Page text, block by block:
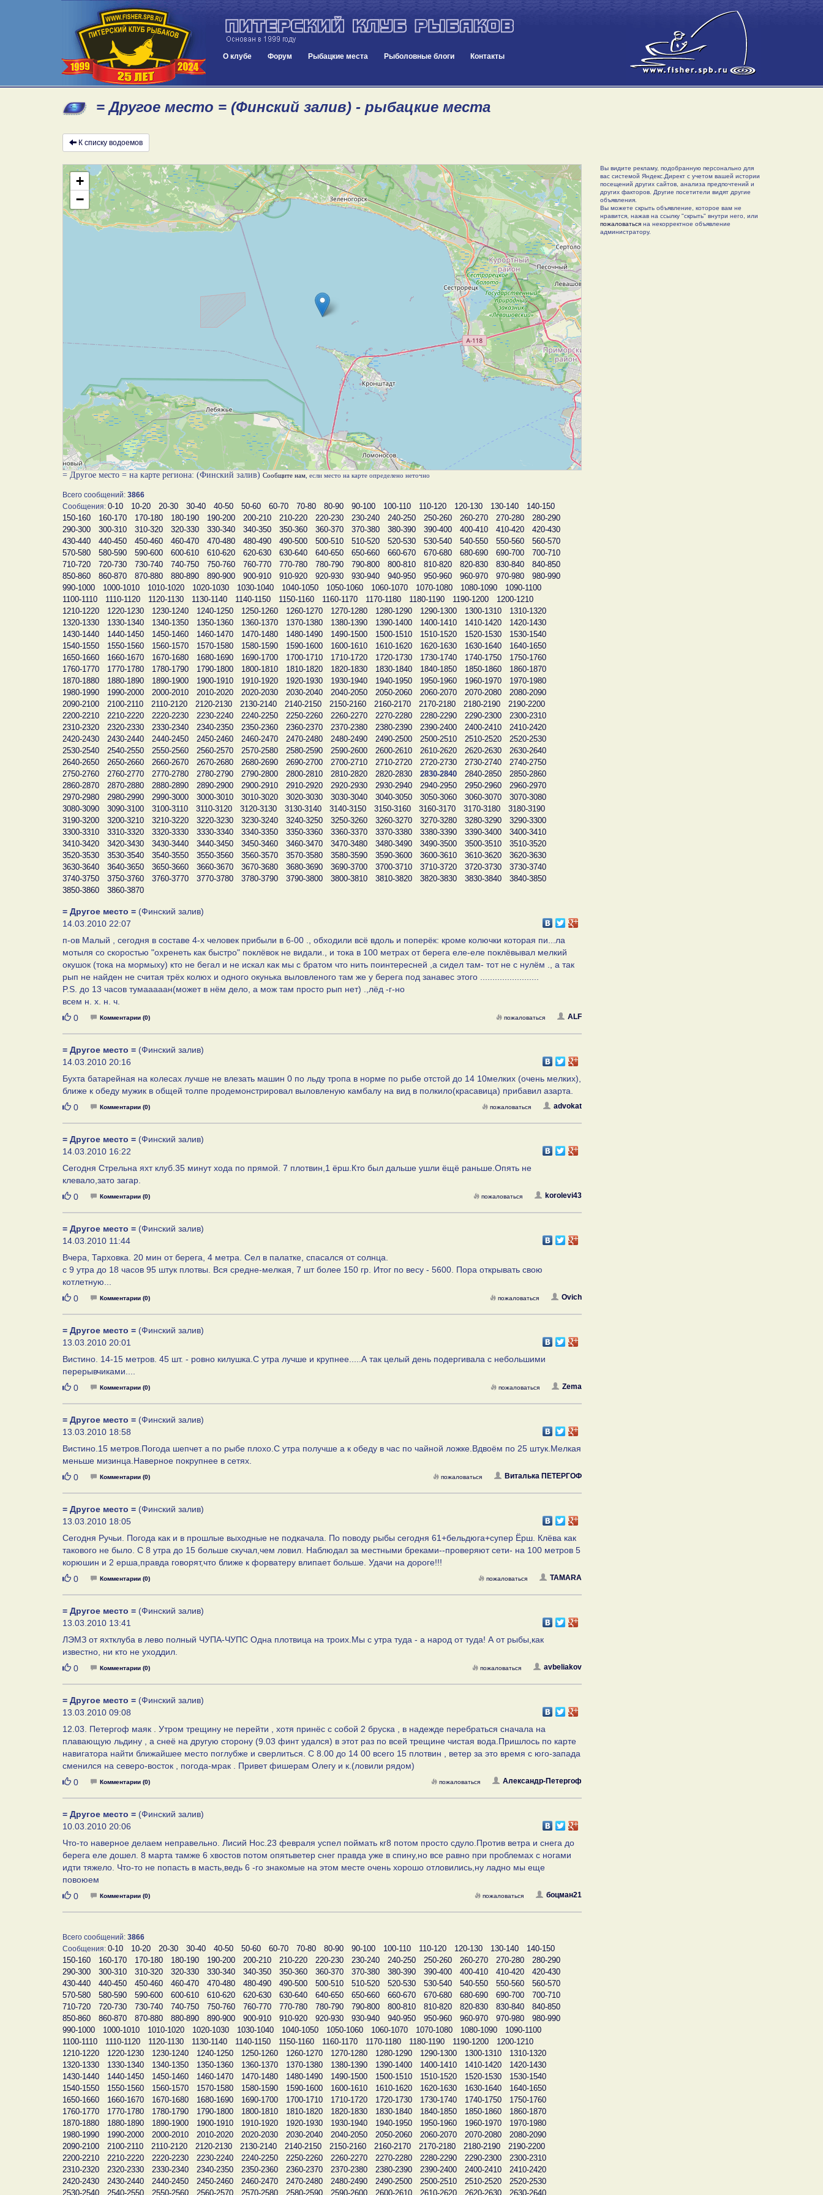
О клубе Форум Рыбацкие места Рыболовные блоги Контакты
= Другое место = (Финский залив) - рыбацкие места
К списку водоемов
+
−
= Другое место = на карте региона: (Финский залив) Сообщите нам , если место на карте определено неточно
Всего сообщений: 3866
Сообщения: 0-10 10-20 20-30 30-40 40-50 50-60 60-70 70-80 80-90 90-100 100-110 110-120 120-130 130-140
140-150
150-160
160-170 170-180 180-190 190-200 200-210 210-220 220-230 230-240 240-250 250-260 260-270 270-280
280-290
290-300
300-310 310-320 320-330 330-340 340-350 350-360 360-370 370-380 380-390 390-400 400-410 410-420
420-430
430-440
440-450 450-460 460-470 470-480 480-490 490-500 500-510 510-520 520-530 530-540 540-550 550-560
560-570
570-580
580-590 590-600 600-610 610-620 620-630 630-640 640-650 650-660 660-670 670-680 680-690 690-700
700-710
710-720
720-730 730-740 740-750 750-760 760-770 770-780 780-790 790-800 800-810 810-820 820-830 830-840
840-850
850-860
860-870 870-880 880-890 890-900 900-910 910-920 920-930 930-940 940-950 950-960 960-970 970-980
980-990
990-1000
1000-1010 1010-1020 1020-1030 1030-1040 1040-1050 1050-1060 1060-1070 1070-1080 1080-1090
1090-1100
1100-1110
1110-1120 1120-1130 1130-1140 1140-1150 1150-1160 1160-1170 1170-1180 1180-1190 1190-1200
1200-1210
1210-1220
1220-1230 1230-1240 1240-1250 1250-1260 1260-1270 1270-1280 1280-1290 1290-1300 1300-1310
1310-1320
1320-1330
1330-1340 1340-1350 1350-1360 1360-1370 1370-1380 1380-1390 1390-1400 1400-1410 1410-1420
1420-1430
1430-1440
1440-1450 1450-1460 1460-1470 1470-1480 1480-1490 1490-1500 1500-1510 1510-1520 1520-1530
1530-1540
1540-1550
1550-1560 1560-1570 1570-1580 1580-1590 1590-1600 1600-1610 1610-1620 1620-1630 1630-1640
1640-1650
1650-1660
1660-1670 1670-1680 1680-1690 1690-1700 1700-1710 1710-1720 1720-1730 1730-1740 1740-1750
1750-1760
1760-1770
1770-1780 1780-1790 1790-1800 1800-1810 1810-1820 1820-1830 1830-1840 1840-1850 1850-1860
1860-1870
1870-1880
1880-1890 1890-1900 1900-1910 1910-1920 1920-1930 1930-1940 1940-1950 1950-1960 1960-1970
1970-1980
1980-1990
1990-2000 2000-2010 2010-2020 2020-2030 2030-2040 2040-2050 2050-2060 2060-2070 2070-2080
2080-2090
2090-2100
2100-2110 2110-2120 2120-2130 2130-2140 2140-2150 2150-2160 2160-2170 2170-2180 2180-2190
2190-2200
2200-2210
2210-2220 2220-2230 2230-2240 2240-2250 2250-2260 2260-2270 2270-2280 2280-2290 2290-2300
2300-2310
2310-2320
2320-2330 2330-2340 2340-2350 2350-2360 2360-2370 2370-2380 2380-2390 2390-2400 2400-2410
2410-2420
2420-2430
2430-2440 2440-2450 2450-2460 2460-2470 2470-2480 2480-2490 2490-2500 2500-2510 2510-2520
2520-2530
2530-2540
2540-2550 2550-2560 2560-2570 2570-2580 2580-2590 2590-2600 2600-2610 2610-2620 2620-2630
2630-2640
2640-2650
2650-2660 2660-2670 2670-2680 2680-2690 2690-2700 2700-2710 2710-2720 2720-2730 2730-2740
2740-2750
2750-2760
2760-2770 2770-2780 2780-2790 2790-2800 2800-2810 2810-2820 2820-2830 2830-2840 2840-2850
2850-2860
2860-2870
2870-2880 2880-2890 2890-2900 2900-2910 2910-2920 2920-2930 2930-2940 2940-2950 2950-2960
2960-2970
2970-2980
2980-2990 2990-3000 3000-3010 3010-3020 3020-3030 3030-3040 3040-3050 3050-3060 3060-3070
3070-3080
3080-3090
3090-3100 3100-3110 3110-3120 3120-3130 3130-3140 3140-3150 3150-3160 3160-3170 3170-3180
3180-3190
3190-3200
3200-3210 3210-3220 3220-3230 3230-3240 3240-3250 3250-3260 3260-3270 3270-3280 3280-3290
3290-3300
3300-3310
3310-3320 3320-3330 3330-3340 3340-3350 3350-3360 3360-3370 3370-3380 3380-3390 3390-3400
3400-3410
3410-3420
3420-3430 3430-3440 3440-3450 3450-3460 3460-3470 3470-3480 3480-3490 3490-3500 3500-3510
3510-3520
3520-3530
3530-3540 3540-3550 3550-3560 3560-3570 3570-3580 3580-3590 3590-3600 3600-3610 3610-3620
3620-3630
3630-3640
3640-3650 3650-3660 3660-3670 3670-3680 3680-3690 3690-3700 3700-3710 3710-3720 3720-3730
3730-3740
3740-3750
3750-3760 3760-3770 3770-3780 3780-3790 3790-3800 3800-3810 3810-3820 3820-3830 3830-3840
3840-3850
3850-3860
3860-3870
= Другое место = (Финский залив)
14.03.2010 22:07
п-ов Малый , сегодня в составе 4-х человек прибыли в 6-00 ., обходили всё вдоль и поперёк: кроме колючки которая пи...ла
мотыля со скоростью "охренеть как быстро" поклёвок не видали., и тока в 100 метрах от берега еле-еле поклёвывал мелкий
окушок (тока на мормыху) кто не бегал и не искал как мы с братом что нить поинтересней ,а сидел там- тот не с нулём ., а так
рып не найден не считая трёх колюх и одного окунька выловленого там же у берега под занавес этого ........................
P.S. до 13 часов тумааааан(может в нём дело, а мож там просто рып нет) .,лёд -г-но
всем н. х. н. ч.
Нравится
0 Комментарии (0) ALF
пожаловаться
= Другое место = (Финский залив)
14.03.2010 20:16
Бухта батарейная на колесах лучше не влезать машин 0 по льду тропа в норме по рыбе отстой до 14 10мелких (очень мелких),
ближе к обеду мужик в общей толпе продемонстрировал выловленую камбалу на вид в полкило(красавица) прибавил азарта.
Нравится
0 Комментарии (0) advokat
пожаловаться
= Другое место = (Финский залив)
14.03.2010 16:22
Сегодня Стрельна яхт клуб.35 минут хода по прямой. 7 плотвин,1 ёрш.Кто был дальше ушли ёщё раньше.Опять не
клевало,зато загар.
Нравится
0 Комментарии (0) korolevi43
пожаловаться
= Другое место = (Финский залив)
14.03.2010 11:44
Вчера, Тарховка. 20 мин от берега, 4 метра. Сел в палатке, спасался от солнца.
с 9 утра до 18 часов 95 штук плотвы. Вся средне-мелкая, 7 шт более 150 гр. Итог по весу - 5600. Пора открывать свою
котлетную...
Нравится
0 Комментарии (0) Ovich
пожаловаться
= Другое место = (Финский залив)
13.03.2010 20:01
Вистино. 14-15 метров. 45 шт. - ровно килушка.С утра лучше и крупнее.....А так целый день подергивала с небольшими
перерывчиками....
Нравится
0 Комментарии (0) Zema
пожаловаться
= Другое место = (Финский залив)
13.03.2010 18:58
Вистино.15 метров.Погода шепчет а по рыбе плохо.С утра получше а к обеду в час по чайной ложке.Вдвоём по 25 штук.Мелкая
меньше мизинца.Наверное покрупнее в сетях.
Нравится
0 Комментарии (0) Виталька ПЕТЕРГОФ
пожаловаться
= Другое место = (Финский залив)
13.03.2010 18:05
Сегодня Ручьи. Погода как и в прошлые выходные не подкачала. По поводу рыбы сегодня 61+бельдюга+супер Ёрш. Клёва как
такового не было. С 8 утра до 15 больше скучал,чем ловил. Наблюдал за местными бреками--проверяют сети- на 100 метров 5
корюшин и 2 ерша,правда говорят,что ближе к форватеру влипает больше. Удачи на дороге!!!
Нравится
0 Комментарии (0) TAMARA
пожаловаться
= Другое место = (Финский залив)
13.03.2010 13:41
ЛЭМЗ от яхтклуба в лево полный ЧУПА-ЧУПС Одна плотвица на троих.Мы с утра туда - а народ от туда! А от рыбы,как
известно, ни кто не уходдил.
Нравится
0 Комментарии (0) avbeliakov
пожаловаться
= Другое место = (Финский залив)
13.03.2010 09:08
12.03. Петергоф маяк . Утром трещину не перейти , хотя принёс с собой 2 бруска , в надежде перебраться сначала на
плавающую льдину , а снеё на другую сторону (9.03 финт удался) в этот раз по всей трещине чистая вода.Пришлось по карте
навигатора найти ближайшее место поглубже и сверлиться. С 8.00 до 14 00 всего 15 плотвин , ветер за это время с юго-запада
сменился на северо-восток , погода-мрак . Привет фишерам Олегу и к.(ловили рядом)
Нравится
0 Комментарии (0) Александр-Петергоф
пожаловаться
= Другое место = (Финский залив)
10.03.2010 20:06
Что-то наверное делаем неправельно. Лисий Нос.23 февраля успел поймать кг8 потом просто сдуло.Против ветра и снега до
берега еле дошел. 8 марта тамже 6 хвостов потом опятьветер снег правда уже в спину,но все равно при проблемах с ногами
идти тяжело. Что-то не попасть в масть,ведь 6 -го знакомые на этом месте очень хорошо отловились,ну ладно мы еще
повоюем
Нравится
0 Комментарии (0) боцман21
пожаловаться
Всего сообщений: 3866
Сообщения: 0-10 10-20 20-30 30-40 40-50 50-60 60-70 70-80 80-90 90-100 100-110 110-120 120-130 130-140
140-150
150-160
160-170 170-180 180-190 190-200 200-210 210-220 220-230 230-240 240-250 250-260 260-270 270-280
280-290
290-300
300-310 310-320 320-330 330-340 340-350 350-360 360-370 370-380 380-390 390-400 400-410 410-420
420-430
430-440
440-450 450-460 460-470 470-480 480-490 490-500 500-510 510-520 520-530 530-540 540-550 550-560
560-570
570-580
580-590 590-600 600-610 610-620 620-630 630-640 640-650 650-660 660-670 670-680 680-690 690-700
700-710
710-720
720-730 730-740 740-750 750-760 760-770 770-780 780-790 790-800 800-810 810-820 820-830 830-840
840-850
850-860
860-870 870-880 880-890 890-900 900-910 910-920 920-930 930-940 940-950 950-960 960-970 970-980
980-990
990-1000
1000-1010 1010-1020 1020-1030 1030-1040 1040-1050 1050-1060 1060-1070 1070-1080 1080-1090
1090-1100
1100-1110
1110-1120 1120-1130 1130-1140 1140-1150 1150-1160 1160-1170 1170-1180 1180-1190 1190-1200
1200-1210
1210-1220
1220-1230 1230-1240 1240-1250 1250-1260 1260-1270 1270-1280 1280-1290 1290-1300 1300-1310
1310-1320
1320-1330
1330-1340 1340-1350 1350-1360 1360-1370 1370-1380 1380-1390 1390-1400 1400-1410 1410-1420
1420-1430
1430-1440
1440-1450 1450-1460 1460-1470 1470-1480 1480-1490 1490-1500 1500-1510 1510-1520 1520-1530
1530-1540
1540-1550
1550-1560 1560-1570 1570-1580 1580-1590 1590-1600 1600-1610 1610-1620 1620-1630 1630-1640
1640-1650
1650-1660
1660-1670 1670-1680 1680-1690 1690-1700 1700-1710 1710-1720 1720-1730 1730-1740 1740-1750
1750-1760
1760-1770
1770-1780 1780-1790 1790-1800 1800-1810 1810-1820 1820-1830 1830-1840 1840-1850 1850-1860
1860-1870
1870-1880
1880-1890 1890-1900 1900-1910 1910-1920 1920-1930 1930-1940 1940-1950 1950-1960 1960-1970
1970-1980
1980-1990
1990-2000 2000-2010 2010-2020 2020-2030 2030-2040 2040-2050 2050-2060 2060-2070 2070-2080
2080-2090
2090-2100
2100-2110 2110-2120 2120-2130 2130-2140 2140-2150 2150-2160 2160-2170 2170-2180 2180-2190
2190-2200
2200-2210
2210-2220 2220-2230 2230-2240 2240-2250 2250-2260 2260-2270 2270-2280 2280-2290 2290-2300
2300-2310
2310-2320
2320-2330 2330-2340 2340-2350 2350-2360 2360-2370 2370-2380 2380-2390 2390-2400 2400-2410
2410-2420
2420-2430
2430-2440 2440-2450 2450-2460 2460-2470 2470-2480 2480-2490 2490-2500 2500-2510 2510-2520
2520-2530
2530-2540
2540-2550 2550-2560 2560-2570 2570-2580 2580-2590 2590-2600 2600-2610 2610-2620 2620-2630 2630-2640
Вы видите рекламу, подобранную персонально для
вас системой Яндекс.Директ с учетом вашей истории
посещений других сайтов, анализа предпочтений и
других факторов. Другие посетители видят другие
объявления.
Вы можете скрыть объявление, которое вам не
нравится, нажав на ссылку "скрыть" внутри него, или
пожаловатьсяна некорректное объявление
администратору.